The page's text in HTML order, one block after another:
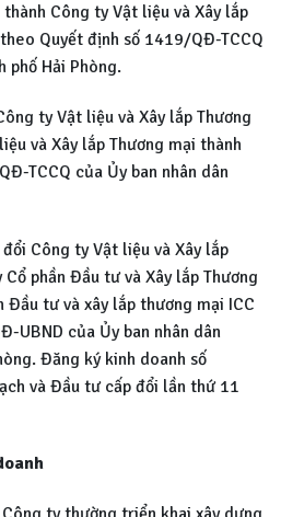
Công ty Vật liệu và Xây lắp
Quyết định số 1419/QĐ-TCCQ
phố Hải Phòng.
ty Vật liệu và Xây lắp Thương
và Xây lắp Thương mại thành
TCCQ của Ủy ban nhân dân
Công ty Vật liệu và Xây lắp
phần Đầu tư và Xây lắp Thương
Đầu tư và xây lắp thương mại ICC
UBND của Ủy ban nhân dân
Đăng ký kinh doanh số
và Đầu tư cấp đổi lần thứ 11